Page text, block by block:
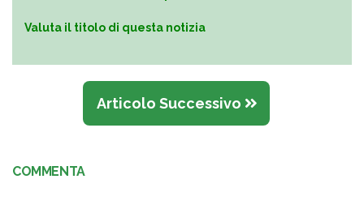
Valuta il titolo di questa notizia
Articolo Successivo
COMMENTA